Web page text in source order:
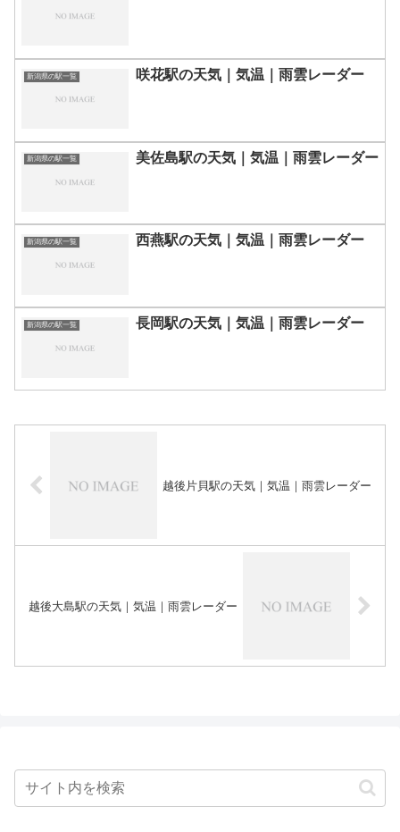
新潟県の駅一覧 咲花駅の天気｜気温｜雨雲レーダー
新潟県の駅一覧 美佐島駅の天気｜気温｜雨雲レーダー
新潟県の駅一覧 西燕駅の天気｜気温｜雨雲レーダー
新潟県の駅一覧 長岡駅の天気｜気温｜雨雲レーダー
越後片貝駅の天気｜気温｜雨雲レーダー
越後大島駅の天気｜気温｜雨雲レーダー